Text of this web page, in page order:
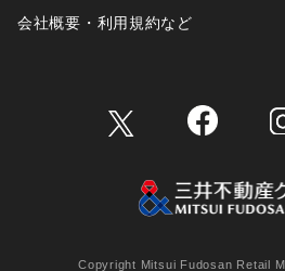
会社概要・利用規約など
Copyright Mitsui Fudosan Retail